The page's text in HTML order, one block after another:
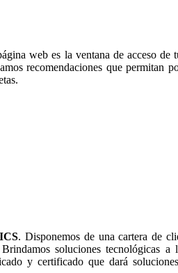
web es la ventana de acceso de
recomendaciones que permitan
. Disponemos de una cartera de
soluciones tecnológicas
y certificado que dará